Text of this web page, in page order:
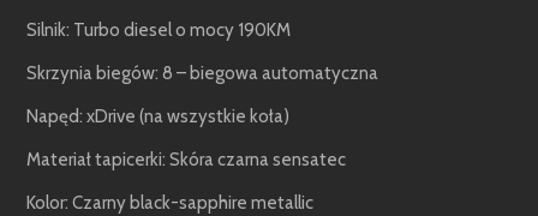
Silnik: Turbo diesel o mocy 190KM
Skrzynia biegów: 8 – biegowa automatyczna
Napęd: xDrive (na wszystkie koła)
Materiał tapicerki: Skóra czarna sensatec
Kolor: Czarny black-sapphire metallic